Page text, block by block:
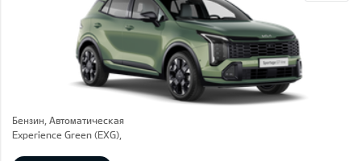
Бензин, Автоматическая
Experience Green (EXG),